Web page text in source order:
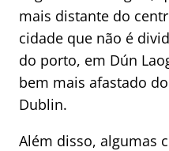
mais distante do
cidade que não é
do porto, em Dún
bem mais afastado
Dublin.
Além disso, algumas